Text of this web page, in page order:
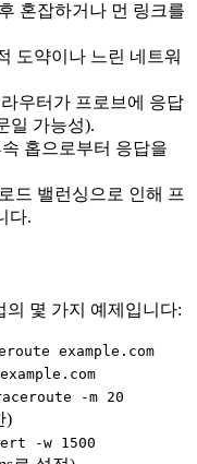
혼잡하거나 먼 링크를
도약이나 느린 네트워
우터가 프로브에 응답
일 가능성).
홉으로부터 응답을
드 밸런싱으로 인해 프
다.
의 몇 가지 예제입니다:
example.com
-m 20
)
-w 1500